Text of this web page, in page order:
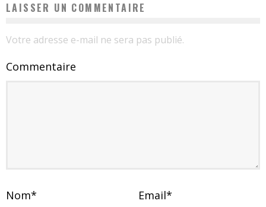
LAISSER UN COMMENTAIRE
Votre adresse e-mail ne sera pas publié.
Commentaire
Nom* Email*